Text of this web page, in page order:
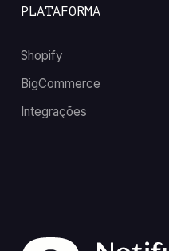
PLATAFORMA
Shopify
BigCommerce
Integrações